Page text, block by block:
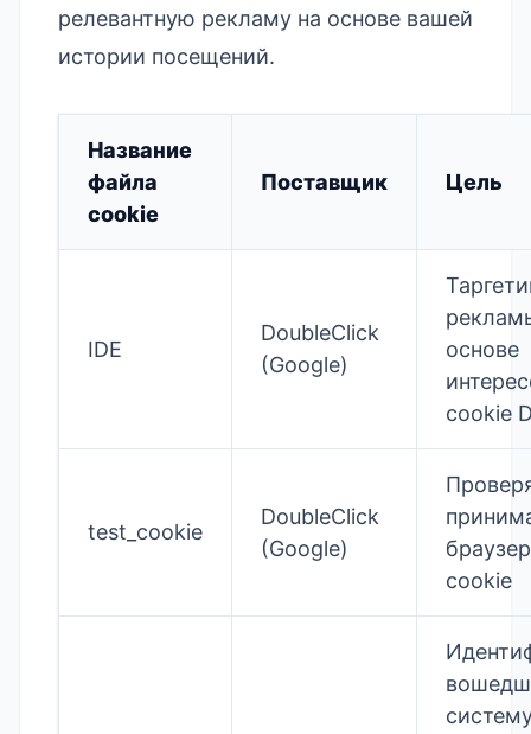
релевантную рекламу на основе вашей
истории посещений.
Название
файла
cookie
Поставщик Цель
IDE
DoubleClick
(Google)
основе
cookie
test_cookie
DoubleClick
(Google)
cookie